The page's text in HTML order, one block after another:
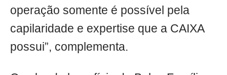
operação somente é possível pela
capilaridade e expertise que a CAIXA
possui”, complementa.